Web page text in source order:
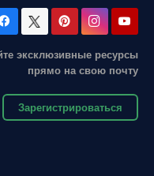
эксклюзивные ресурсы
прямо на свою почту
Зарегистрироваться